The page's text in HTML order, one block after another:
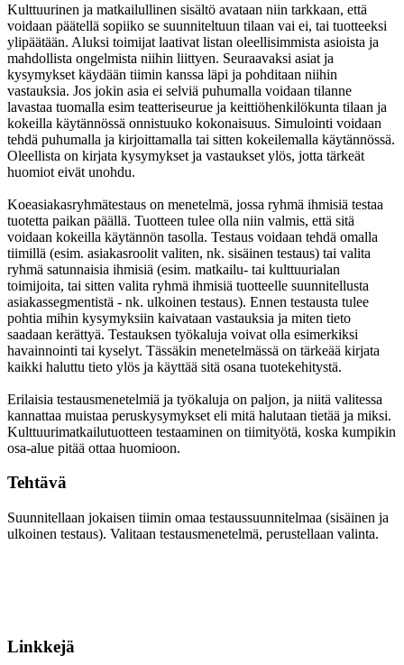
Kulttuurinen ja matkailullinen sisältö avataan niin tarkkaan, että
voidaan päätellä sopiiko se suunniteltuun tilaan vai ei, tai tuotteeksi
ylipäätään. Aluksi toimijat laativat listan oleellisimmista asioista ja
mahdollista ongelmista niihin liittyen. Seuraavaksi asiat ja
kysymykset käydään tiimin kanssa läpi ja pohditaan niihin
vastauksia. Jos jokin asia ei selviä puhumalla voidaan tilanne
lavastaa tuomalla esim teatteriseurue ja keittiöhenkilökunta tilaan ja
kokeilla käytännössä onnistuuko kokonaisuus. Simulointi voidaan
tehdä puhumalla ja kirjoittamalla tai sitten kokeilemalla käytännössä.
Oleellista on kirjata kysymykset ja vastaukset ylös, jotta tärkeät
huomiot eivät unohdu.
Koeasiakasryhmätestaus on menetelmä, jossa ryhmä ihmisiä testaa
tuotetta paikan päällä. Tuotteen tulee olla niin valmis, että sitä
voidaan kokeilla käytännön tasolla. Testaus voidaan tehdä omalla
tiimillä (esim. asiakasroolit valiten, nk. sisäinen testaus) tai valita
ryhmä satunnaisia ihmisiä (esim. matkailu- tai kulttuurialan
toimijoita, tai sitten valita ryhmä ihmisiä tuotteelle suunnitellusta
asiakassegmentistä - nk. ulkoinen testaus). Ennen testausta tulee
pohtia mihin kysymyksiin kaivataan vastauksia ja miten tieto
saadaan kerättyä. Testauksen työkaluja voivat olla esimerkiksi
havainnointi tai kyselyt. Tässäkin menetelmässä on tärkeää kirjata
kaikki haluttu tieto ylös ja käyttää sitä osana tuotekehitystä.
Erilaisia testausmenetelmiä ja työkaluja on paljon, ja niitä valitessa
kannattaa muistaa peruskysymykset eli mitä halutaan tietää ja miksi.
Kulttuurimatkailutuotteen testaaminen on tiimityötä, koska kumpikin
osa-alue pitää ottaa huomioon.
Tehtävä
Suunnitellaan jokaisen tiimin omaa testaussuunnitelmaa (sisäinen ja
ulkoinen testaus). Valitaan testausmenetelmä, perustellaan valinta.
Linkkejä